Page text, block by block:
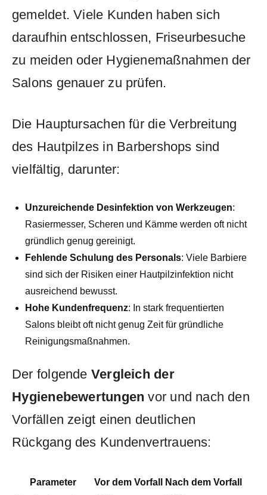
gemeldet. Viele Kunden haben sich
⁢daraufhin entschlossen, Friseurbesuche
zu meiden‌ oder Hygienemaßnahmen der
Salons genauer zu ‍prüfen.
Die⁤ Hauptursachen für die Verbreitung
des Hautpilzes in ⁢Barbershops sind
vielfältig, darunter:
Unzureichende Desinfektion von Werkzeugen:
⁢Rasiermesser,‍ Scheren⁤ und Kämme werden oft nicht
gründlich genug ‍gereinigt.
Fehlende⁤ Schulung des Personals: ​Viele Barbiere
sind ⁣sich ⁣der Risiken einer Hautpilzinfektion nicht‍
ausreichend bewusst.
Hohe Kundenfrequenz: In‍ stark frequentierten
Salons bleibt oft nicht genug Zeit ⁢für gründliche
Reinigungsmaßnahmen.
Der folgende Vergleich der
⁣Hygienebewertungen vor und nach den
Vorfällen zeigt einen deutlichen
Rückgang des​ Kundenvertrauens:
Parameter Vor dem​ Vorfall
Nach dem ⁢Vorfall